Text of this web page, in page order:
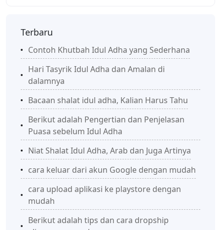
Terbaru
Contoh Khutbah Idul Adha yang Sederhana
Hari Tasyrik Idul Adha dan Amalan di
dalamnya
Bacaan shalat idul adha, Kalian Harus Tahu
Berikut adalah Pengertian dan Penjelasan
Puasa sebelum Idul Adha
Niat Shalat Idul Adha, Arab dan Juga Artinya
cara keluar dari akun Google dengan mudah
cara upload aplikasi ke playstore dengan
mudah
Berikut adalah tips dan cara dropship